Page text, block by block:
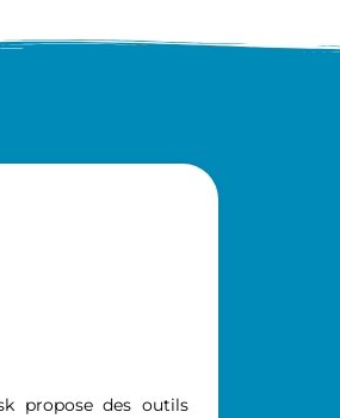
propose des outils